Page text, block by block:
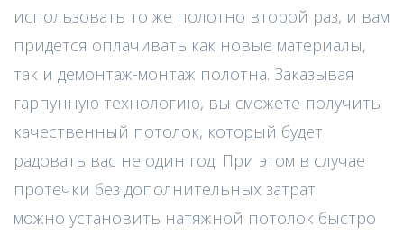
использовать то же полотно второй раз, и вам
придется оплачивать как новые материалы,
так и демонтаж-монтаж полотна. Заказывая
гарпунную технологию, вы сможете получить
качественный потолок, который будет
радовать вас не один год. При этом в случае
протечки без дополнительных затрат
можно установить натяжной потолок быстро